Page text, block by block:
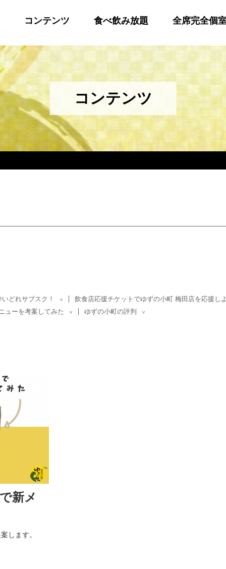
コンテンツ 食べ飲み放題 全席完全個
コンテンツ
どれサブスク！ >
飲食店応援チケットでゆずの小町 梅田店を応援し
ューを考案してみた
> ゆずの小町の評判 >
新メ
します。